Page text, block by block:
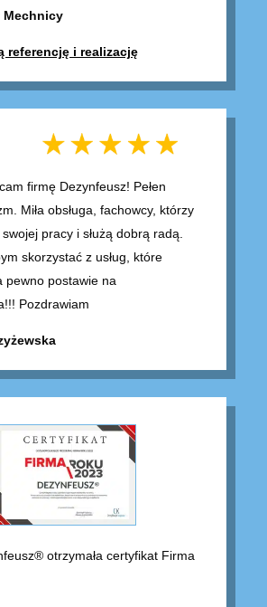
Mechnicy
referencję i realizację
firmę Dezynfeusz! Pełen
Miła obsługa, fachowcy, którzy
pracy i służą dobrą radą.
skorzystać z usług, które
pewno postawie na
Pozdrawiam
otrzymała certyfikat Firma